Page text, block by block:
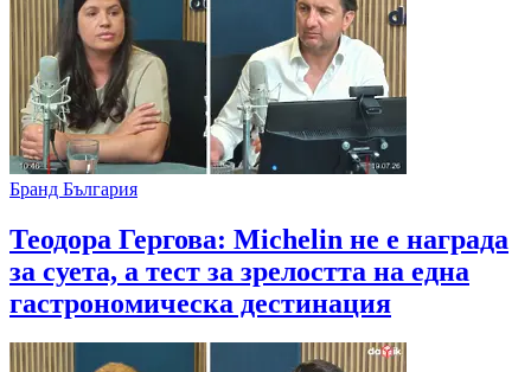
Бранд България
Теодора Гергова: Michelin не е награда
за суета, а тест за зрелостта на една
гастрономическа дестинация